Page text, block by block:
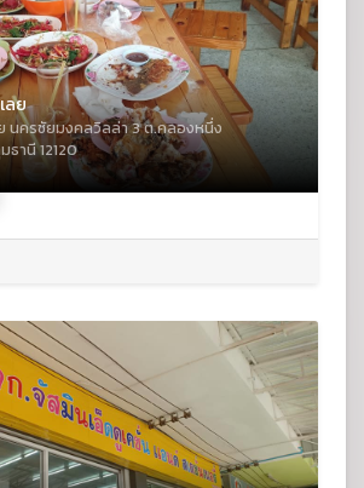
ลย
นครชัยมงคลวิลล่า 3 ต.คลองหนึ่ง
านี 12120